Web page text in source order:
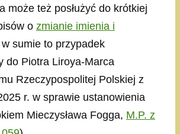
może też posłużyć do krótkiej
o zmianie imienia i
sumie to przypadek
do Piotra Liroya-Marca
Rzeczypospolitej Polskiej z
r. w sprawie ustanowienia
Mieczysława Fogga, M.P. z